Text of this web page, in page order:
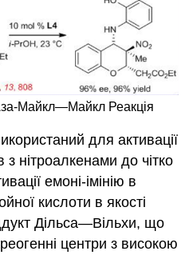
Майкл—Майкл Реакція
для активації
нітроалкенами до чітко
емоні-імінію в
кислоти в якості
Дільса—Вільхи, що
центри з високою